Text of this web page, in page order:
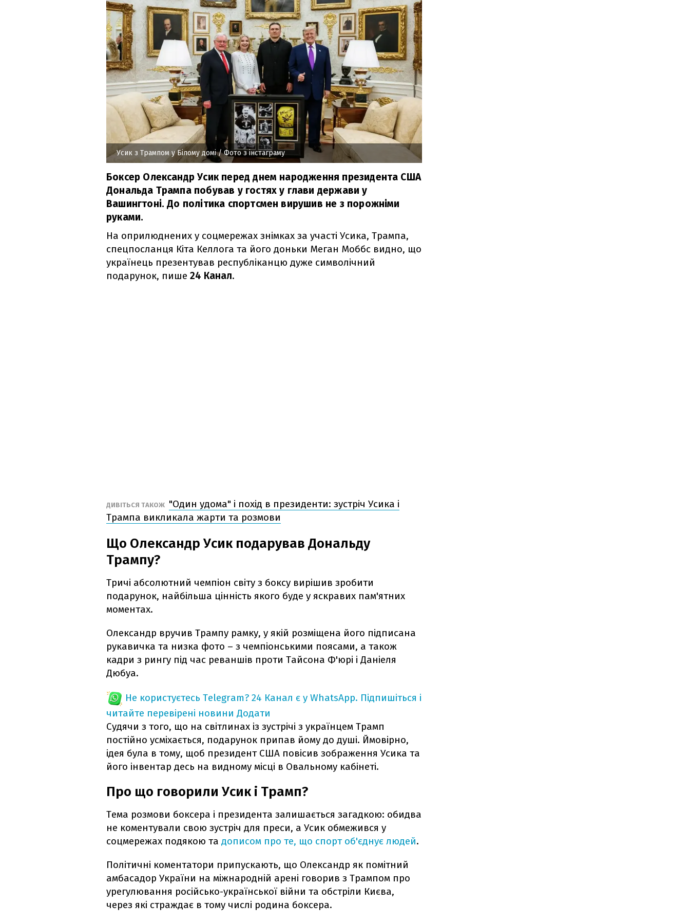
Усик з Трампом у Білому домі/ Фото з інстаграму
Боксер Олександр Усик перед днем народження президента США
Дональда Трампа побував у гостях у глави держави у
Вашингтоні. До політика спортсмен вирушив не з порожніми
руками.
На оприлюднених у соцмережах знімках за участі Усика, Трампа,
спецпосланця Кіта Келлога та його доньки Меган Моббс видно, що
українець презентував республіканцю дуже символічний
подарунок, пише 24 Канал.
ДИВІТЬСЯ ТАКОЖ "Один удома" і похід в президенти: зустріч Усика і
Трампа викликала жарти та розмови
Що Олександр Усик подарував Дональду
Трампу?
Тричі абсолютний чемпіон світу з боксу вирішив зробити
подарунок, найбільша цінність якого буде у яскравих пам'ятних
моментах.
Олександр вручив Трампу рамку, у якій розміщена його підписана
рукавичка та низка фото – з чемпіонськими поясами, а також
кадри з рингу під час реваншів проти Тайсона Ф'юрі і Даніеля
Дюбуа.
Не користуєтесь Telegram? 24 Канал є у WhatsApp. Підпишіться і
читайте перевірені новини Додати
Судячи з того, що на світлинах із зустрічі з українцем Трамп
постійно усміхається, подарунок припав йому до душі. Ймовірно,
ідея була в тому, щоб президент США повісив зображення Усика та
його інвентар десь на видному місці в Овальному кабінеті.
Про що говорили Усик і Трамп?
Тема розмови боксера і президента залишається загадкою: обидва
не коментували свою зустріч для преси, а Усик обмежився у
соцмережах подякою та дописом про те, що спорт об'єднує людей.
Політичні коментатори припускають, що Олександр як помітний
амбасадор України на міжнародній арені говорив з Трампом про
урегулювання російсько-української війни та обстріли Києва,
через які страждає в тому числі родина боксера.